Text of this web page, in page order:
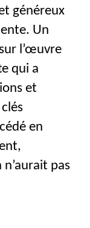
généreux
Un
l’œuvre
qui a
et
en
pas